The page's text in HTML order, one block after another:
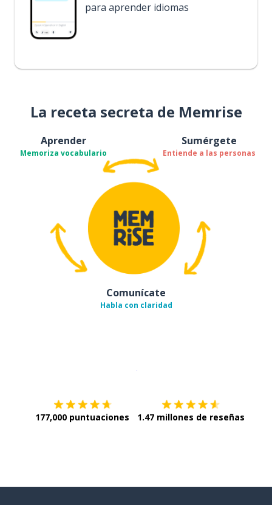
para aprender idiomas
La receta secreta de Memrise
Aprender
Memoriza vocabulario
Sumérgete
Entiende a las personas
Comunícate
Habla con claridad
177,000 puntuaciones 1.47 millones de reseñas